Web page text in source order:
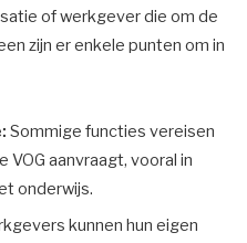
of werkgever die om de
zijn er enkele punten om in
Sommige functies vereisen
aanvraagt, vooral in
onderwijs.
kunnen hun eigen